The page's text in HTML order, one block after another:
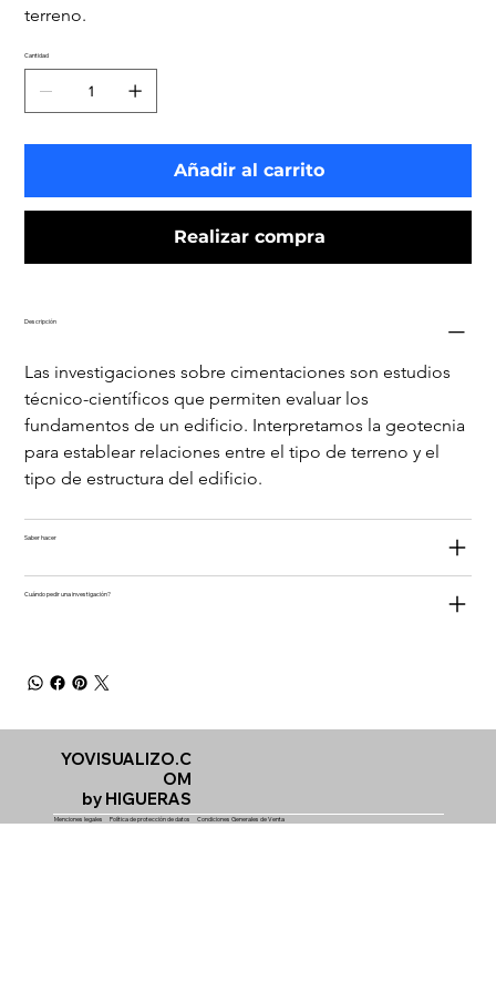
terreno.
Cantidad
Añadir al carrito
Realizar compra
Descripción
Las investigaciones sobre cimentaciones son estudios
técnico-científicos que permiten evaluar los
fundamentos de un edificio. Interpretamos la geotecnia
para establear relaciones entre el tipo de terreno y el
tipo de estructura del edificio.
Saber hacer
Cuándo pedir una investigación?
YOVISUALIZO.C
OM
by HIGUERAS
Menciones legales Política de protección de datos Condiciones Generales de Venta